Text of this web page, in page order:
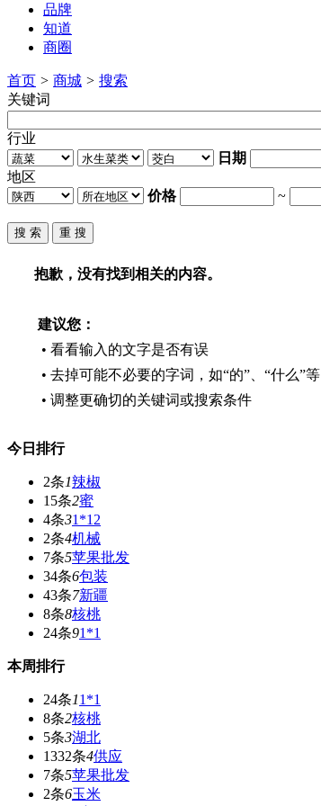
品牌
知道
商圈
首页 > 商城 > 搜索
关键词
行业
日期
地区
价格
~
抱歉，没有找到相关的内容。
建议您：
• 看看输入的文字是否有误
• 去掉可能不必要的字词，如“的”、“什么”等
• 调整更确切的关键词或搜索条件
今日排行
2条1辣椒
15条2蜜
4条31*12
2条4机械
7条5苹果批发
34条6包装
43条7新疆
8条8核桃
24条91*1
本周排行
24条11*1
8条2核桃
5条3湖北
1332条4供应
7条5苹果批发
2条6玉米